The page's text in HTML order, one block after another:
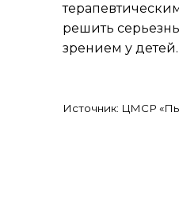
решить
зрением у детей.
Источник: ЦМСР